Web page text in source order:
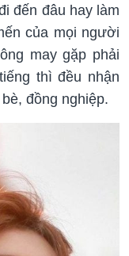
đến đâu hay làm
của mọi người
may gặp phải
thì đều nhận
đồng nghiệp.